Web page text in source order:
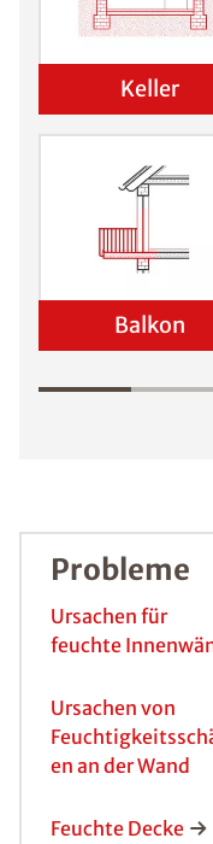
Wo befindet
Probleme
feuchte